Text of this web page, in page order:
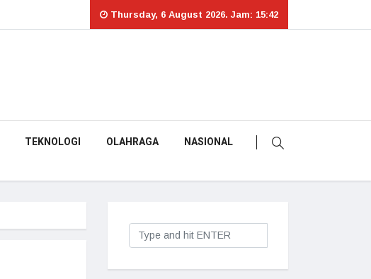
Thursday, 6 August 2026. Jam: 15:42
TEKNOLOGI OLAHRAGA NASIONAL